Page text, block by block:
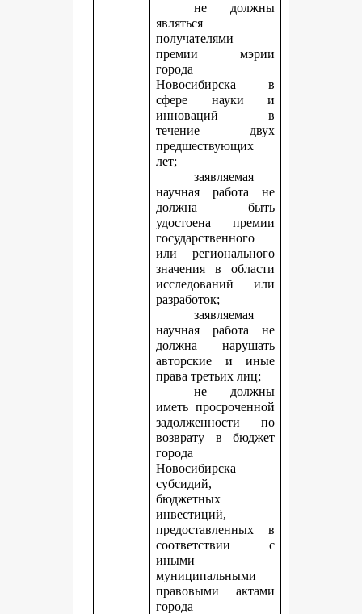
не должны
являться
получателями
премии мэрии
города
Новосибирска в
сфере науки и
инноваций в
течение двух
предшествующих
лет;
заявляемая
научная работа не
должна быть
удостоена премии
государственного
или регионального
значения в области
исследований или
разработок;
заявляемая
научная работа не
должна нарушать
авторские и иные
права третьих лиц;
не должны
иметь просроченной
задолженности по
возврату в бюджет
города
Новосибирска
субсидий,
бюджетных
инвестиций,
предоставленных в
соответствии с
иными
муниципальными
правовыми актами
города